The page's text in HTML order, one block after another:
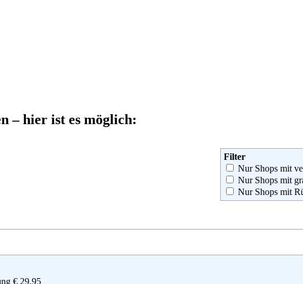
– hier ist es möglich:
Filter
Nur Shops mit
Nur Shops mit
Nur Shops mit
€ 29,95